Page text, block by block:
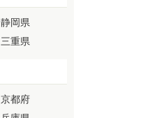
静岡県
三重県
京都府